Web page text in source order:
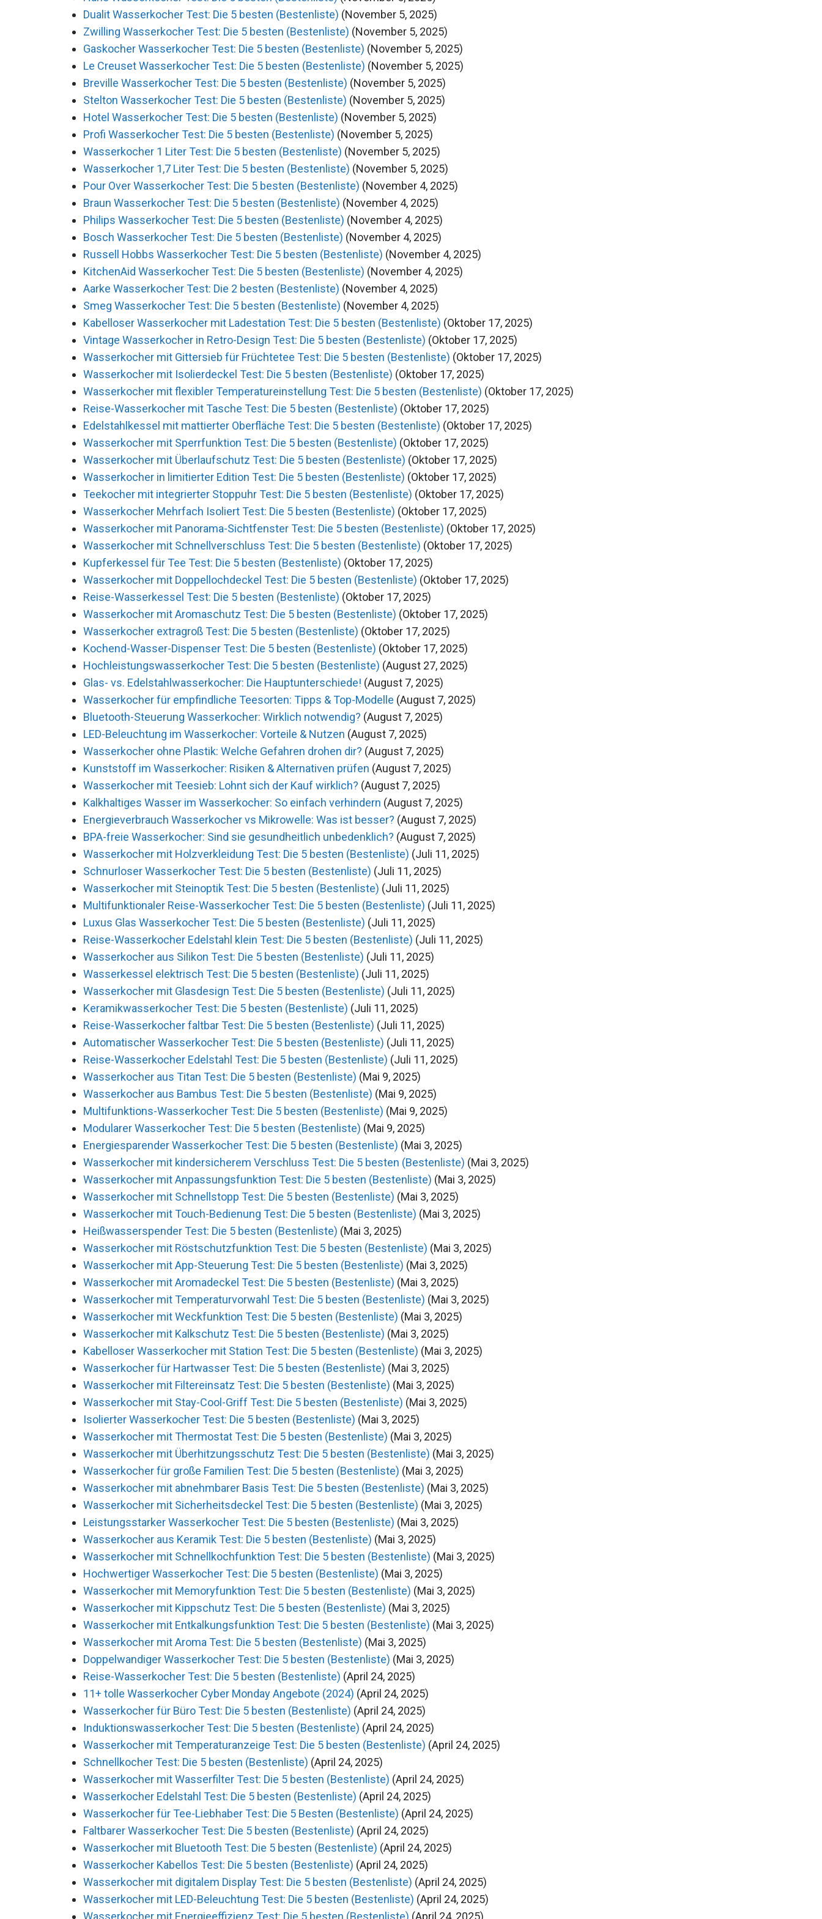
Dualit Wasserkocher Test: Die 5 besten (Bestenliste) (November 5, 2025)
Zwilling Wasserkocher Test: Die 5 besten (Bestenliste) (November 5, 2025)
Gaskocher Wasserkocher Test: Die 5 besten (Bestenliste) (November 5, 2025)
Le Creuset Wasserkocher Test: Die 5 besten (Bestenliste) (November 5, 2025)
Breville Wasserkocher Test: Die 5 besten (Bestenliste) (November 5, 2025)
Stelton Wasserkocher Test: Die 5 besten (Bestenliste) (November 5, 2025)
Hotel Wasserkocher Test: Die 5 besten (Bestenliste) (November 5, 2025)
Profi Wasserkocher Test: Die 5 besten (Bestenliste) (November 5, 2025)
Wasserkocher 1 Liter Test: Die 5 besten (Bestenliste) (November 5, 2025)
Wasserkocher 1,7 Liter Test: Die 5 besten (Bestenliste) (November 5, 2025)
Pour Over Wasserkocher Test: Die 5 besten (Bestenliste) (November 4, 2025)
Braun Wasserkocher Test: Die 5 besten (Bestenliste) (November 4, 2025)
Philips Wasserkocher Test: Die 5 besten (Bestenliste) (November 4, 2025)
Bosch Wasserkocher Test: Die 5 besten (Bestenliste) (November 4, 2025)
Russell Hobbs Wasserkocher Test: Die 5 besten (Bestenliste) (November 4, 2025)
KitchenAid Wasserkocher Test: Die 5 besten (Bestenliste) (November 4, 2025)
Aarke Wasserkocher Test: Die 2 besten (Bestenliste) (November 4, 2025)
Smeg Wasserkocher Test: Die 5 besten (Bestenliste) (November 4, 2025)
Kabelloser Wasserkocher mit Ladestation Test: Die 5 besten (Bestenliste) (Oktober 17, 2025)
Vintage Wasserkocher in Retro-Design Test: Die 5 besten (Bestenliste) (Oktober 17, 2025)
Wasserkocher mit Gittersieb für Früchtetee Test: Die 5 besten (Bestenliste) (Oktober 17, 2025)
Wasserkocher mit Isolierdeckel Test: Die 5 besten (Bestenliste) (Oktober 17, 2025)
Wasserkocher mit flexibler Temperatureinstellung Test: Die 5 besten (Bestenliste) (Oktober 17, 2025)
Reise-Wasserkocher mit Tasche Test: Die 5 besten (Bestenliste) (Oktober 17, 2025)
Edelstahlkessel mit mattierter Oberfläche Test: Die 5 besten (Bestenliste) (Oktober 17, 2025)
Wasserkocher mit Sperrfunktion Test: Die 5 besten (Bestenliste) (Oktober 17, 2025)
Wasserkocher mit Überlaufschutz Test: Die 5 besten (Bestenliste) (Oktober 17, 2025)
Wasserkocher in limitierter Edition Test: Die 5 besten (Bestenliste) (Oktober 17, 2025)
Teekocher mit integrierter Stoppuhr Test: Die 5 besten (Bestenliste) (Oktober 17, 2025)
Wasserkocher Mehrfach Isoliert Test: Die 5 besten (Bestenliste) (Oktober 17, 2025)
Wasserkocher mit Panorama-Sichtfenster Test: Die 5 besten (Bestenliste) (Oktober 17, 2025)
Wasserkocher mit Schnellverschluss Test: Die 5 besten (Bestenliste) (Oktober 17, 2025)
Kupferkessel für Tee Test: Die 5 besten (Bestenliste) (Oktober 17, 2025)
Wasserkocher mit Doppellochdeckel Test: Die 5 besten (Bestenliste) (Oktober 17, 2025)
Reise-Wasserkessel Test: Die 5 besten (Bestenliste) (Oktober 17, 2025)
Wasserkocher mit Aromaschutz Test: Die 5 besten (Bestenliste) (Oktober 17, 2025)
Wasserkocher extragroß Test: Die 5 besten (Bestenliste) (Oktober 17, 2025)
Kochend-Wasser-Dispenser Test: Die 5 besten (Bestenliste) (Oktober 17, 2025)
Hochleistungswasserkocher Test: Die 5 besten (Bestenliste) (August 27, 2025)
Glas- vs. Edelstahlwasserkocher: Die Hauptunterschiede! (August 7, 2025)
Wasserkocher für empfindliche Teesorten: Tipps & Top-Modelle (August 7, 2025)
Bluetooth-Steuerung Wasserkocher: Wirklich notwendig? (August 7, 2025)
LED-Beleuchtung im Wasserkocher: Vorteile & Nutzen (August 7, 2025)
Wasserkocher ohne Plastik: Welche Gefahren drohen dir? (August 7, 2025)
Kunststoff im Wasserkocher: Risiken & Alternativen prüfen (August 7, 2025)
Wasserkocher mit Teesieb: Lohnt sich der Kauf wirklich? (August 7, 2025)
Kalkhaltiges Wasser im Wasserkocher: So einfach verhindern (August 7, 2025)
Energieverbrauch Wasserkocher vs Mikrowelle: Was ist besser? (August 7, 2025)
BPA-freie Wasserkocher: Sind sie gesundheitlich unbedenklich? (August 7, 2025)
Wasserkocher mit Holzverkleidung Test: Die 5 besten (Bestenliste) (Juli 11, 2025)
Schnurloser Wasserkocher Test: Die 5 besten (Bestenliste) (Juli 11, 2025)
Wasserkocher mit Steinoptik Test: Die 5 besten (Bestenliste) (Juli 11, 2025)
Multifunktionaler Reise-Wasserkocher Test: Die 5 besten (Bestenliste) (Juli 11, 2025)
Luxus Glas Wasserkocher Test: Die 5 besten (Bestenliste) (Juli 11, 2025)
Reise-Wasserkocher Edelstahl klein Test: Die 5 besten (Bestenliste) (Juli 11, 2025)
Wasserkocher aus Silikon Test: Die 5 besten (Bestenliste) (Juli 11, 2025)
Wasserkessel elektrisch Test: Die 5 besten (Bestenliste) (Juli 11, 2025)
Wasserkocher mit Glasdesign Test: Die 5 besten (Bestenliste) (Juli 11, 2025)
Keramikwasserkocher Test: Die 5 besten (Bestenliste) (Juli 11, 2025)
Reise-Wasserkocher faltbar Test: Die 5 besten (Bestenliste) (Juli 11, 2025)
Automatischer Wasserkocher Test: Die 5 besten (Bestenliste) (Juli 11, 2025)
Reise-Wasserkocher Edelstahl Test: Die 5 besten (Bestenliste) (Juli 11, 2025)
Wasserkocher aus Titan Test: Die 5 besten (Bestenliste) (Mai 9, 2025)
Wasserkocher aus Bambus Test: Die 5 besten (Bestenliste) (Mai 9, 2025)
Multifunktions-Wasserkocher Test: Die 5 besten (Bestenliste) (Mai 9, 2025)
Modularer Wasserkocher Test: Die 5 besten (Bestenliste) (Mai 9, 2025)
Energiesparender Wasserkocher Test: Die 5 besten (Bestenliste) (Mai 3, 2025)
Wasserkocher mit kindersicherem Verschluss Test: Die 5 besten (Bestenliste) (Mai 3, 2025)
Wasserkocher mit Anpassungsfunktion Test: Die 5 besten (Bestenliste) (Mai 3, 2025)
Wasserkocher mit Schnellstopp Test: Die 5 besten (Bestenliste) (Mai 3, 2025)
Wasserkocher mit Touch-Bedienung Test: Die 5 besten (Bestenliste) (Mai 3, 2025)
Heißwasserspender Test: Die 5 besten (Bestenliste) (Mai 3, 2025)
Wasserkocher mit Röstschutzfunktion Test: Die 5 besten (Bestenliste) (Mai 3, 2025)
Wasserkocher mit App-Steuerung Test: Die 5 besten (Bestenliste) (Mai 3, 2025)
Wasserkocher mit Aromadeckel Test: Die 5 besten (Bestenliste) (Mai 3, 2025)
Wasserkocher mit Temperaturvorwahl Test: Die 5 besten (Bestenliste) (Mai 3, 2025)
Wasserkocher mit Weckfunktion Test: Die 5 besten (Bestenliste) (Mai 3, 2025)
Wasserkocher mit Kalkschutz Test: Die 5 besten (Bestenliste) (Mai 3, 2025)
Kabelloser Wasserkocher mit Station Test: Die 5 besten (Bestenliste) (Mai 3, 2025)
Wasserkocher für Hartwasser Test: Die 5 besten (Bestenliste) (Mai 3, 2025)
Wasserkocher mit Filtereinsatz Test: Die 5 besten (Bestenliste) (Mai 3, 2025)
Wasserkocher mit Stay-Cool-Griff Test: Die 5 besten (Bestenliste) (Mai 3, 2025)
Isolierter Wasserkocher Test: Die 5 besten (Bestenliste) (Mai 3, 2025)
Wasserkocher mit Thermostat Test: Die 5 besten (Bestenliste) (Mai 3, 2025)
Wasserkocher mit Überhitzungsschutz Test: Die 5 besten (Bestenliste) (Mai 3, 2025)
Wasserkocher für große Familien Test: Die 5 besten (Bestenliste) (Mai 3, 2025)
Wasserkocher mit abnehmbarer Basis Test: Die 5 besten (Bestenliste) (Mai 3, 2025)
Wasserkocher mit Sicherheitsdeckel Test: Die 5 besten (Bestenliste) (Mai 3, 2025)
Leistungsstarker Wasserkocher Test: Die 5 besten (Bestenliste) (Mai 3, 2025)
Wasserkocher aus Keramik Test: Die 5 besten (Bestenliste) (Mai 3, 2025)
Wasserkocher mit Schnellkochfunktion Test: Die 5 besten (Bestenliste) (Mai 3, 2025)
Hochwertiger Wasserkocher Test: Die 5 besten (Bestenliste) (Mai 3, 2025)
Wasserkocher mit Memoryfunktion Test: Die 5 besten (Bestenliste) (Mai 3, 2025)
Wasserkocher mit Kippschutz Test: Die 5 besten (Bestenliste) (Mai 3, 2025)
Wasserkocher mit Entkalkungsfunktion Test: Die 5 besten (Bestenliste) (Mai 3, 2025)
Wasserkocher mit Aroma Test: Die 5 besten (Bestenliste) (Mai 3, 2025)
Doppelwandiger Wasserkocher Test: Die 5 besten (Bestenliste) (Mai 3, 2025)
Reise-Wasserkocher Test: Die 5 besten (Bestenliste) (April 24, 2025)
11+ tolle Wasserkocher Cyber Monday Angebote (2024) (April 24, 2025)
Wasserkocher für Büro Test: Die 5 besten (Bestenliste) (April 24, 2025)
Induktionswasserkocher Test: Die 5 besten (Bestenliste) (April 24, 2025)
Wasserkocher mit Temperaturanzeige Test: Die 5 besten (Bestenliste) (April 24, 2025)
Schnellkocher Test: Die 5 besten (Bestenliste) (April 24, 2025)
Wasserkocher mit Wasserfilter Test: Die 5 besten (Bestenliste) (April 24, 2025)
Wasserkocher Edelstahl Test: Die 5 besten (Bestenliste) (April 24, 2025)
Wasserkocher für Tee-Liebhaber Test: Die 5 Besten (Bestenliste) (April 24, 2025)
Faltbarer Wasserkocher Test: Die 5 besten (Bestenliste) (April 24, 2025)
Wasserkocher mit Bluetooth Test: Die 5 besten (Bestenliste) (April 24, 2025)
Wasserkocher Kabellos Test: Die 5 besten (Bestenliste) (April 24, 2025)
Wasserkocher mit digitalem Display Test: Die 5 besten (Bestenliste) (April 24, 2025)
Wasserkocher mit LED-Beleuchtung Test: Die 5 besten (Bestenliste) (April 24, 2025)
Wasserkocher mit Energieeffizienz Test: Die 5 besten (Bestenliste) (April 24, 2025)